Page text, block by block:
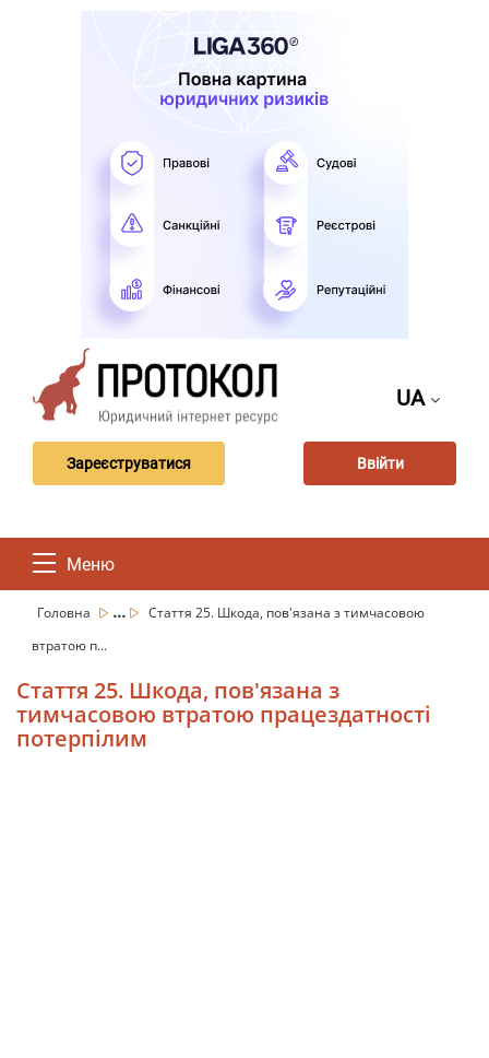
UA
Зареєструватися Ввійти
Меню
Головна ...
Стаття 25. Шкода, пов'язана з тимчасовою
втратою п...
Стаття 25. Шкода, пов'язана з
тимчасовою втратою працездатності
потерпілим